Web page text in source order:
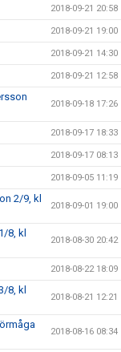
2018-09-21 20:58
2018-09-21 19:00
2018-09-21 14:30
2018-09-21 12:58
2018-09-18 17:26
2018-09-17 18:33
2018-09-17 08:13
2018-09-05 11:19
2/9, kl
2018-09-01 19:00
8, kl
2018-08-30 20:42
2018-08-22 18:09
8, kl
2018-08-21 12:21
2018-08-16 08:34